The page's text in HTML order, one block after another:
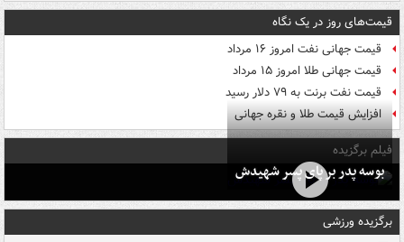
قیمت‌های روز در یک نگاه
قیمت جهانی نفت امروز ۱۶ مرداد
قیمت جهانی طلا امروز ۱۵ مرداد
قیمت نفت برنت به ۷۹ دلار رسید
افزایش قیمت طلا و نقره جهانی
فیلم برگزیده
بوسه‌ پدر بر پای پسر شهیدش
برگزیده ورزشی